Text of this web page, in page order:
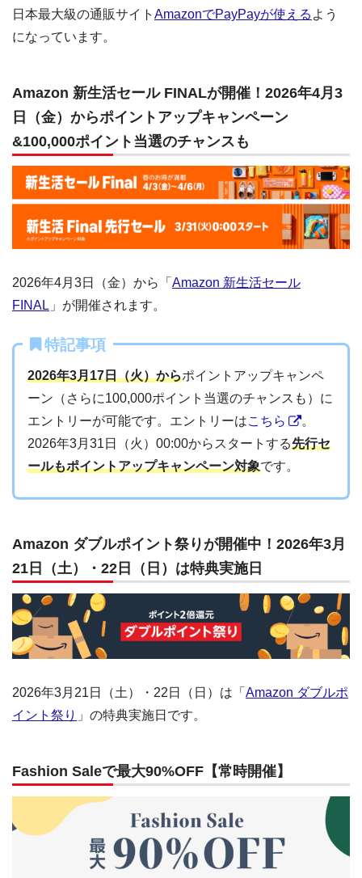
日本最大級の通販サイト AmazonでPayPayが使える よう
になっています。
Amazon 新生活セール FINALが開催！2026年4月3
日（金）からポイントアップキャンペーン
&100,000ポイント当選のチャンスも
2026年4月3日（金）から「 Amazon 新生活セール
FINAL 」が開催されます。
特記事項
2026年3月17日（火）からポイントアップキャンペ
ーン（さらに100,000ポイント当選のチャンスも）に
エントリーが可能です。エントリーはこちら
。
2026年3月31日（火）00:00からスタートする先行セ
ールもポイントアップキャンペーン対象です。
Amazon ダブルポイント祭りが開催中！2026年3月
21日（土）・22日（日）は特典実施日
2026年3月21日（土）・22日（日）は「 Amazon ダブルポ
イント祭り 」の特典実施日です。
Fashion Saleで最大90%OFF【常時開催】